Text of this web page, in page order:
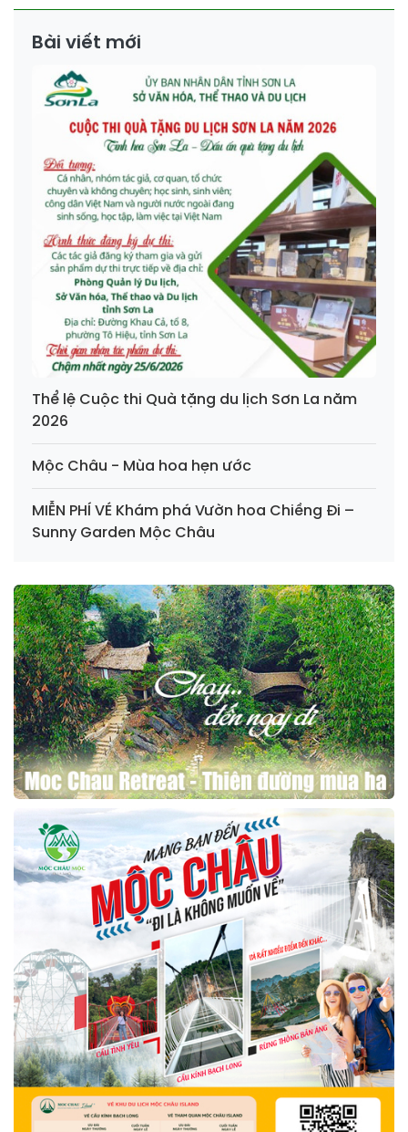
Bài viết mới
Thể lệ Cuộc thi Quà tặng du lịch Sơn La năm
2026
Mộc Châu - Mùa hoa hẹn ước
MIỄN PHÍ VÉ Khám phá Vườn hoa Chiềng Đi –
Sunny Garden Mộc Châu